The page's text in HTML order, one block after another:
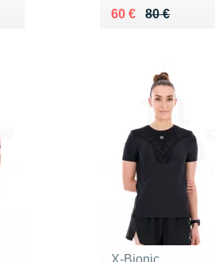
80 €
Au lieu de 80 €
60 €
Vendu 60 €
X-Bionic